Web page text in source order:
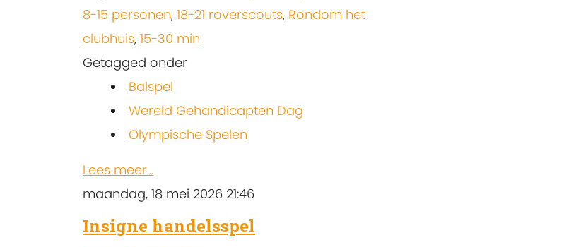
8-15 personen, 18-21 roverscouts, Rondom het
clubhuis, 15-30 min
Getagged onder
Balspel
Wereld Gehandicapten Dag
Olympische Spelen
Lees meer...
maandag, 18 mei 2026 21:46
Insigne handelsspel